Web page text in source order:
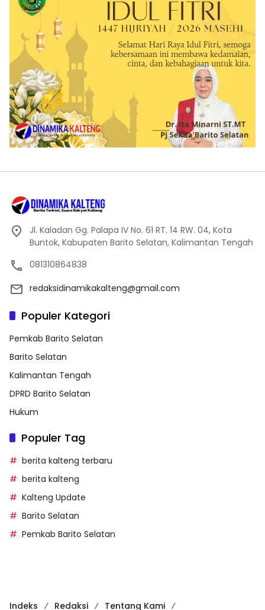
Jl. Kaladan Gg. Palapa IV No. 61 RT. 14 RW. 04, Kota
Buntok, Kabupaten Barito Selatan, Kalimantan Tengah
081310864838
redaksidinamikakalteng@gmail.com
Populer Kategori
Pemkab Barito Selatan
Barito Selatan
Kalimantan Tengah
DPRD Barito Selatan
Hukum
Populer Tag
berita kalteng terbaru
berita kalteng
Kalteng Update
Barito Selatan
Pemkab Barito Selatan
Indeks Redaksi Tentang Kami